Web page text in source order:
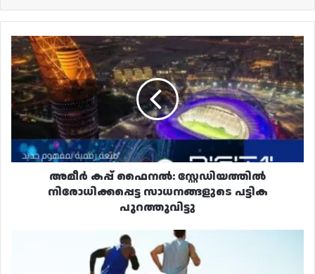
അമീർ
കപ്പ്
ഫൈനൽ:
സ്റ്റേഡിയത്തിൽ
നിരോധിക്കപ്പെട്ട
സാധനങ്ങളുടെ
പുറത്തുവിട്ടു
അമീർ കപ്പ് ഫൈനൽ: സ്റ്റേഡിയത്തിൽ
നിരോധിക്കപ്പെട്ട സാധനങ്ങളുടെ പട്ടിക
പുറത്തുവിട്ടു